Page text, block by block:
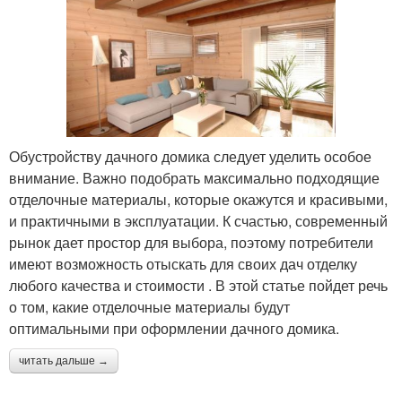
Обустройству дачного домика следует уделить особое
внимание. Важно подобрать максимально подходящие
отделочные материалы, которые окажутся и красивыми,
и практичными в эксплуатации. К счастью, современный
рынок дает простор для выбора, поэтому потребители
имеют возможность отыскать для своих дач отделку
любого качества и стоимости . В этой статье пойдет речь
о том, какие отделочные материалы будут
оптимальными при оформлении дачного домика.
читать дальше →